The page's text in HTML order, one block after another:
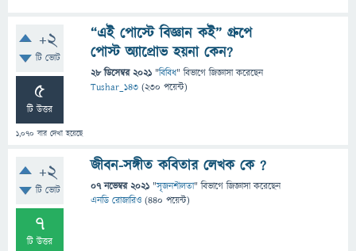
+2
টি ভোট
5
টি উত্তর
1,070 বার দেখা হয়েছে
“এই পোস্টে বিজ্ঞান কই” গ্রুপে
পোস্ট অ্যাপ্রোভ হয়না কেন?
28 ডিসেম্বর 2021 "বিবিধ" বিভাগে জিজ্ঞাসাকরেছেন
Tushar_143 (230 পয়েন্ট)
+2
টি ভোট
7
টি উত্তর
জীবন-সঙ্গীত কবিতার লেখক কে ?
07 নভেম্বর 2021 "সৃজনশীলতা" বিভাগে জিজ্ঞাসাকরেছেন
এনডি রোজারিও (440 পয়েন্ট)